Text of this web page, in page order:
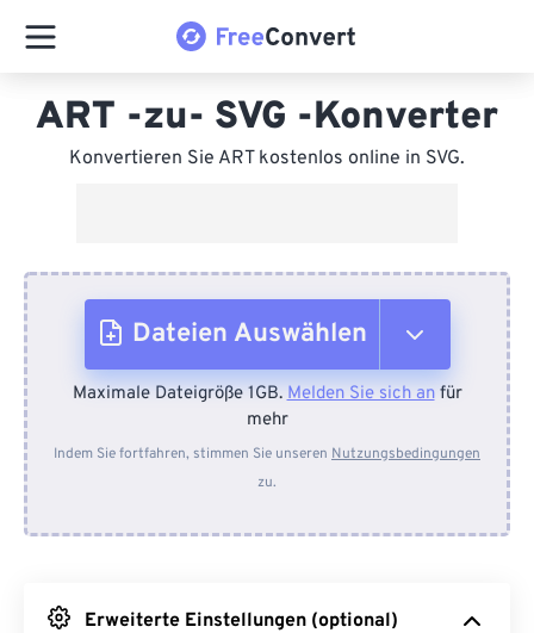
ART -zu- SVG -Konverter
Konvertieren Sie ART kostenlos online in SVG.
Dateien Auswählen
Vom Gerät
Von Dropbox
Maximale Dateigröße 1GB.Melden Sie sich anfür
mehr
Indem Sie fortfahren, stimmen Sie unseren Nutzungsbedingungen
zu.
Erweiterte Einstellungen (optional)